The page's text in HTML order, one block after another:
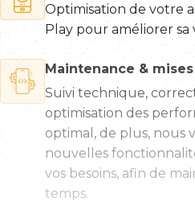
Optimisation de votre
Play pour améliorer sa
Maintenance &
Suivi technique,
optimisation des
optimal, de plus, nous
nouvelles
vos besoins, afin de
temps.